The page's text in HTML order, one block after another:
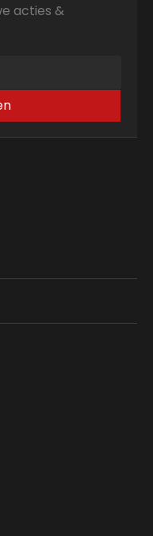
acties &